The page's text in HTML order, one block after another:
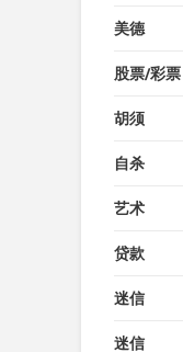
美德
股票/彩票
胡须
自杀
艺术
贷款
迷信
迷信